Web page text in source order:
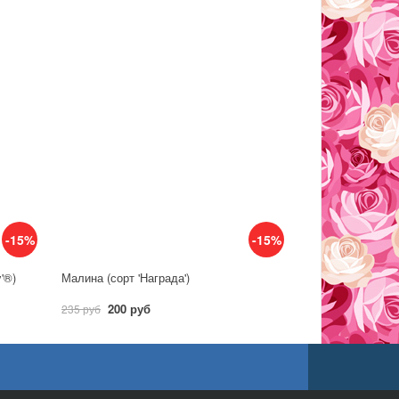
-15% -15%
Малина (сорт 'Награда')
235 руб 200 руб